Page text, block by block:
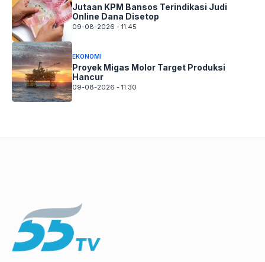
Jutaan KPM Bansos Terindikasi Judi
Online Dana Disetop
09-08-2026 - 11.45
EKONOMI
Proyek Migas Molor Target Produksi
Hancur
09-08-2026 - 11.30